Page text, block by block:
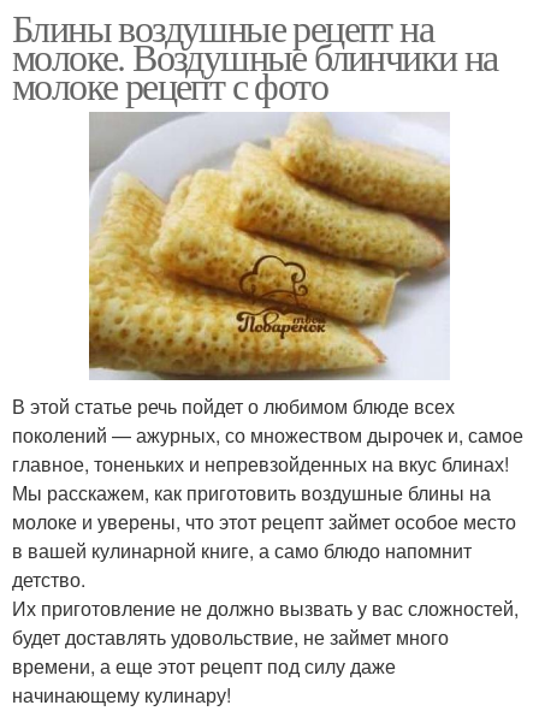
Блины воздушные рецепт на
молоке. Воздушные блинчики на
молоке рецепт с фото
В этой статье речь пойдет о любимом блюде всех
поколений — ажурных, со множеством дырочек и, самое
главное, тоненьких и непревзойденных на вкус блинах!
Мы расскажем, как приготовить воздушные блины на
молоке и уверены, что этот рецепт займет особое место
в вашей кулинарной книге, а само блюдо напомнит
детство.
Их приготовление не должно вызвать у вас сложностей,
будет доставлять удовольствие, не займет много
времени, а еще этот рецепт под силу даже
начинающему кулинару!